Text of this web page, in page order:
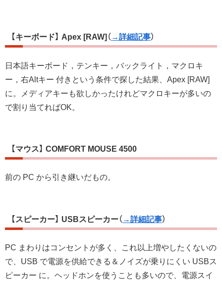
【キーボード】 Apex [RAW] （ →詳細記事）
日本語キーボード，テンキー，バックライト，マクロキ
ー，右Altキー 付きという条件で探した結果、Apex [RAW]
に。メディアキーも欲しかったけれどマクロキーが多いの
で割り当てればOK。
【マウス】 COMFORT MOUSE 4500
前の PC から引き継いだもの。
【スピーカー】 USBスピーカー（ →詳細記事）
PC まわりはコンセントが多く、これ以上増やしたくないの
で、USB で電源を供給できる＆ノイズが乗りにくい USBス
ピーカー に。ヘッドホンを使うことも多いので、電源スイ